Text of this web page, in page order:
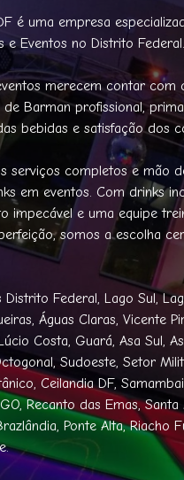
é uma empresa
e Eventos no Distrito Federal.
merecem contar com
Barman profissional,
bebidas e satisfação dos
serviços completos e mão
em eventos. Com drinks
impecável e uma equipe
somos a escolha
Distrito Federal, Lago Sul,
Águas Claras, Vicente
Costa, Guará, Asa Sul,
Sudoeste, Setor
Ceilandia DF,
Recanto das Emas, Santa
Ponte Alta, Riacho